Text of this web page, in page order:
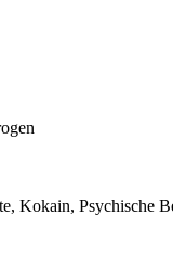
Kokain, Psychische